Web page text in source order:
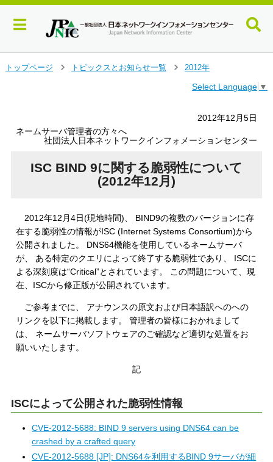
トップページ
トピックスとお知らせ一覧
2012年
Select Language ▼
2012年12月5日
ネームサーバ管理者の方々へ
社団法人日本ネットワークインフォメーションセンター
ISC BIND 9に関する脆弱性について
(2012年12月)
2012年12月4日(現地時間)、 BIND9の複数のバージョンに存
在する脆弱性の情報がISC (Internet Systems Consortium)から
公開されました。 DNS64機能を使用しているネームサーバ
が、 ある特定のクエリによって終了する脆弱性であり、 ISCに
よる深刻度は“Critical”とされています。 この問題について、現
在、ISCから修正版が公開されています。
ご参考までに、 アナウンスの原文および日本語訳へのへの
リンクを以下に掲載します。 管理者の皆様におかれまして
は、 ネームサーバソフトウェアのご確認など適切な処置をお
願いいたします。
記
ISCによって公開された脆弱性情報
CVE-2012-5688: BIND 9 servers using DNS64 can be
crashed by a crafted query
CVE-2012-5688 [JP]: DNS64を利用するBIND 9サーバが細